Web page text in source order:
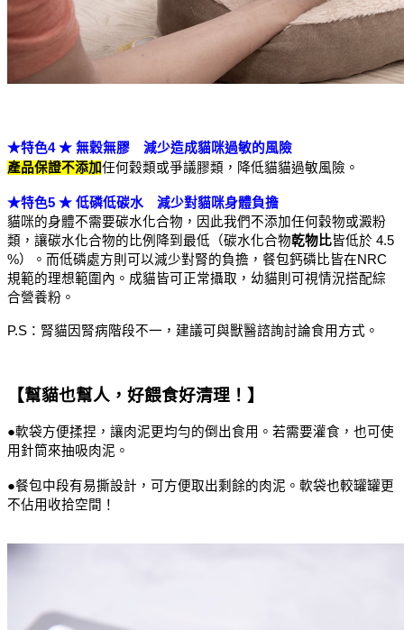
★特色4 ★ 無穀無膠　減少造成貓咪過敏的風險
產品保證不添加任何穀類或爭議膠類，降低貓貓過敏風險。
★特色5 ★ 低磷低碳水　減少對貓咪身體負擔
貓咪的身體不需要碳水化合物，因此我們不添加任何穀物或澱粉
類，讓碳水化合物的比例降到最低（碳水化合物乾物比皆低於 4.5
%）。而低磷處方則可以減少對腎的負擔，餐包鈣磷比皆在NRC
規範的理想範圍內。成貓皆可正常攝取，幼貓則可視情況搭配綜
合營養粉。
P.S：腎貓因腎病階段不一，建議可與獸醫諮詢討論食用方式。
【幫貓也幫人，好餵食好清理！】
●軟袋方便揉捏，讓肉泥更均勻的倒出食用。若需要灌食，也可使
用針筒來抽吸肉泥。
●餐包中段有易撕設計，可方便取出剩餘的肉泥。軟袋也較罐罐更
不佔用收拾空間！